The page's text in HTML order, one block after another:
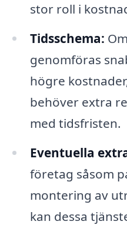
stor roll i
Tidsschema:
genomföras
högre
behöver extra
med tidsfristen.
Eventuella
företag såsom
montering av
kan dessa